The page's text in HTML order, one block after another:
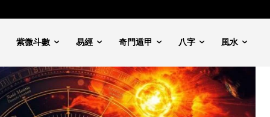
紫微斗數 易經 奇門遁甲 八字 風水